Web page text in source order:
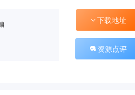
下载地址
资源点评